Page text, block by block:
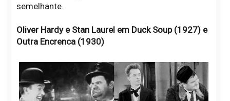
semelhante.
Oliver Hardy e Stan Laurel em Duck Soup (1927) e
Outra Encrenca (1930)